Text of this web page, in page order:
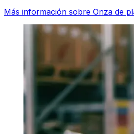
Más información sobre Onza de